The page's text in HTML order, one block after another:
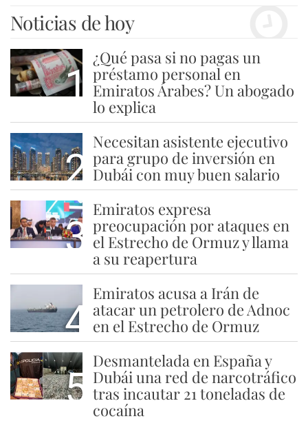
Noticias de hoy
1
¿Qué pasa si no pagas un
préstamo personal en
Emiratos Árabes? Un abogado
lo explica
2
Necesitan asistente ejecutivo
para grupo de inversión en
Dubái con muy buen salario
3
Emiratos expresa
preocupación por ataques en
el Estrecho de Ormuz y llama
a su reapertura
4
Emiratos acusa a Irán de
atacar un petrolero de Adnoc
en el Estrecho de Ormuz
5
Desmantelada en España y
Dubái una red de narcotráfico
tras incautar 21 toneladas de
cocaína